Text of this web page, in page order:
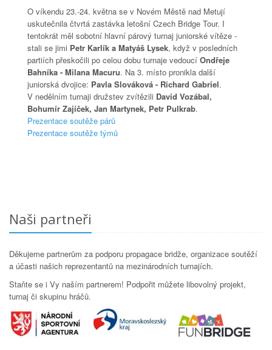
O víkendu 23.-24. května se v Novém Městě nad Metují
uskutečnila čtvrtá zastávka letošní Czech Bridge Tour. I
tentokrát měl sobotní hlavní párový turnaj juniorské vítěze -
stali se jimi Petr Karlík a Matyáš Lysek, když v posledních
partiích přeskočili po celou dobu turnaje vedoucí Ondřeje
Bahníka - Milana Macuru. Na 3. místo pronikla další
juniorská dvojice: Pavla Slováková - Richard Gabriel.
V nedělním turnaji družstev zvítězili David Vozábal,
Bohumír Zajíček, Jan Martynek, Petr Pulkrab.
Prezentace soutěže párů
Prezentace soutěže týmů
Naši partneři
Děkujeme partnerům za podporu propagace bridže, organizace soutěží
a účasti našich reprezentantů na mezinárodních turnajích.
Staňte se i Vy naším partnerem! Podpořit můžete libovolný projekt,
turnaj či skupinu hráčů.